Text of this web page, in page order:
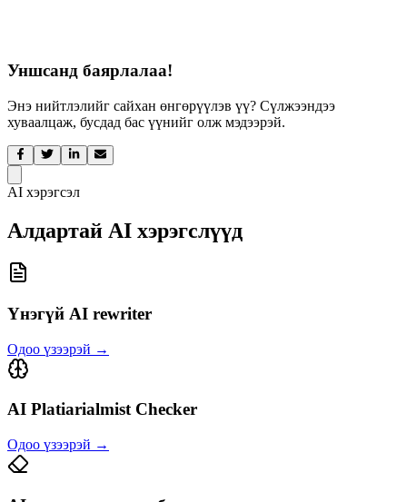
Уншсанд баярлалаа!
Энэ нийтлэлийг сайхан өнгөрүүлэв үү? Сүлжээндээ
хуваалцаж, бусдад бас үүнийг олж мэдээрэй.
AI хэрэгсэл
Алдартай AI хэрэгслүүд
Үнэгүй AI rewriter
Одоо үзээрэй →
AI Platiarialmist Checker
Одоо үзээрэй →